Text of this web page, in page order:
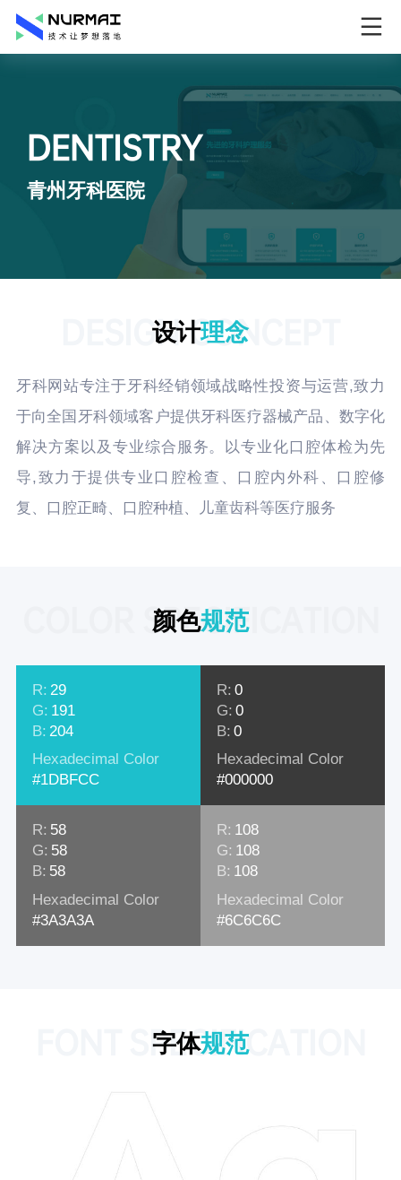
DENTISTRY
青州牙科医院
设计理念
DESIGN CONCEPT
牙科网站专注于牙科经销领域战略性投资与运营,致力
于向全国牙科领域客户提供牙科医疗器械产品、数字化
解决方案以及专业综合服务。以专业化口腔体检为先
导,致力于提供专业口腔检查、口腔内外科、口腔修
复、口腔正畸、口腔种植、儿童齿科等医疗服务
颜色规范
COLOR SPECIFICATION
R: 29
G: 191
B: 204
Hexadecimal Color
#1DBFCC
R: 0
G: 0
B: 0
Hexadecimal Color
#000000
R: 58
G: 58
B: 58
Hexadecimal Color
#3A3A3A
R: 108
G: 108
B: 108
Hexadecimal Color
#6C6C6C
字体规范
FONT SPECIFICATION